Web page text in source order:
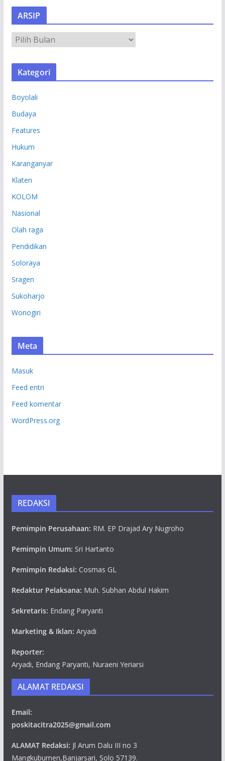
ARSIP
R
S
Kategori
Boyolali
Budaya
Features
Hukum
Karanganyar
Klaten
KOLOM
Nasional
Olah raga
Pendidikan
Soloraya
Sragen
Sukoharjo
Wonogiri
Meta
Masuk
Feed entri
Feed komentar
WordPress.org
REDAKSI
Pemimpin Perusahaan: RM. EP Drajad Ary Nugroho
Pemimpin Umum: Sri Hartanto
Pemimpin Redaksi: Cosmas GL
Redaktur Pelaksana: Muh. Subhan Abdul Hakim
Sekretaris: Endang Paryanti
Marketing & Iklan: Aryadi
Reporter:
Aryadi, Endang Paryanti, Nuraeni Yeriarsi
ALAMAT REDAKSI
Email:
poskitacitra2025@gmail.com
ALAMAT Redaksi: Jl Arum Dalu III no 3
Mangkubumen,Banjarsari, Solo 57139.